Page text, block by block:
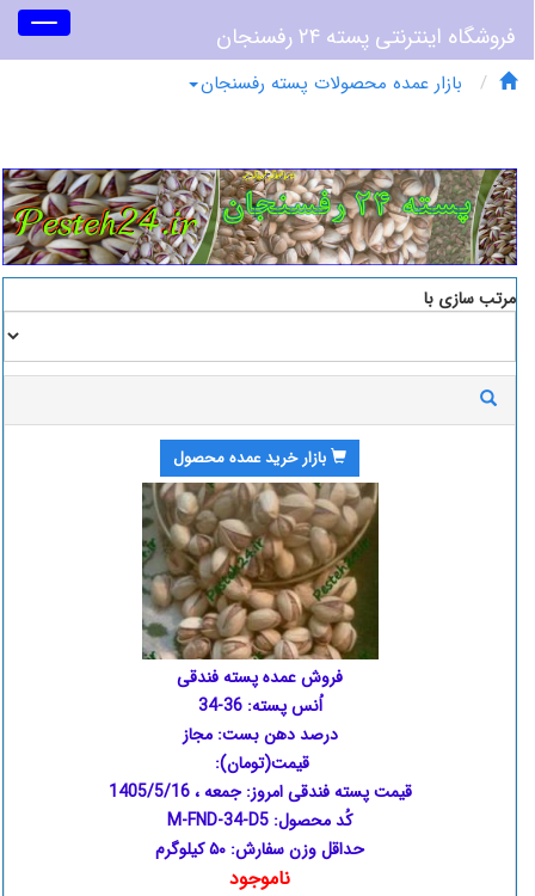
فروشگاه اینترنتی پسته ۲۴ رفسنجان
Toggle
بازار عمده محصولات پسته رفسنجان
مرتب سازی با
بازار خرید عمده محصول
فروش عمده پسته فندقی
اُنس پسته: 36-34
درصد دهن بست: مجاز
قیمت(تومان):
قیمت پسته فندقی امروز:جمعه ، 1405/5/16
کُد محصول: M-FND-34-D5
حداقل وزن سفارش: ۵۰ کیلوگرم
ناموجود